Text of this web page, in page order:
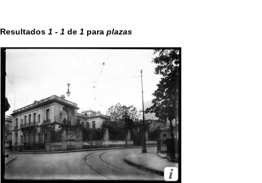
Resultados 1 - 1 de 1 para plazas